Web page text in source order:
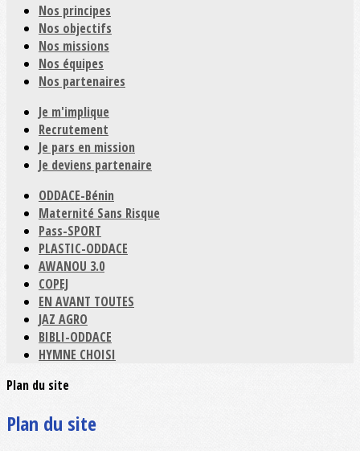
Nos principes
Nos objectifs
Nos missions
Nos équipes
Nos partenaires
Je m'implique
Recrutement
Je pars en mission
Je deviens partenaire
ODDACE-Bénin
Maternité Sans Risque
Pass-SPORT
PLASTIC-ODDACE
AWANOU 3.0
COPEJ
EN AVANT TOUTES
JAZ AGRO
BIBLI-ODDACE
HYMNE CHOISI
Plan du site
Plan du site